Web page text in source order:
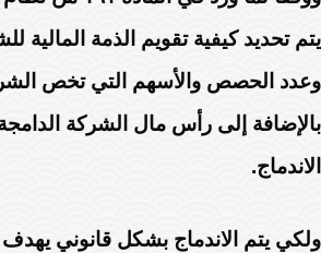
يتم تحديد كيفية تقويم الذمة المالية
وعدد الحصص والأسهم التي تخص
بالإضافة إلى رأس مال الشركة
الاندماج.
ولكي يتم الاندماج بشكل قانوني